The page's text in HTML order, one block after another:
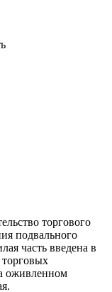
торгового
подвального
часть введена в
торговых
оживленном